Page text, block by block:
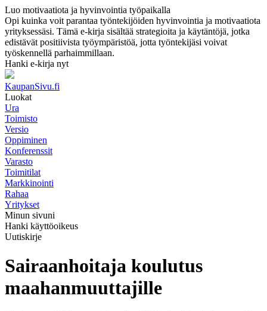
Luo motivaatiota ja hyvinvointia työpaikalla
Opi kuinka voit parantaa työntekijöiden hyvinvointia ja motivaatiota
yrityksessäsi. Tämä e-kirja sisältää strategioita ja käytäntöjä, jotka
edistävät positiivista työympäristöä, jotta työntekijäsi voivat
työskennellä parhaimmillaan.
Hanki e-kirja nyt
KaupanSivu.fi
Luokat
Ura
Toimisto
Versio
Oppiminen
Konferenssit
Varasto
Toimitilat
Markkinointi
Rahaa
Yritykset
Minun sivuni
Hanki käyttöoikeus
Uutiskirje
Sairaanhoitaja koulutus
maahanmuuttajille